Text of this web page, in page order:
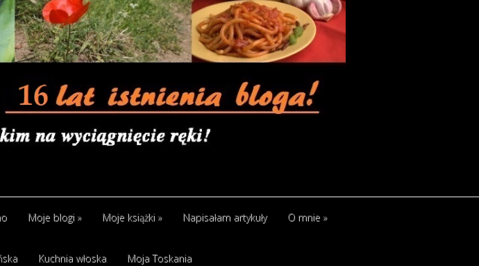
Moje blogi » Moje książki » Napisałam artykuły O mnie »
Kuchnia włoska Moja Toskania